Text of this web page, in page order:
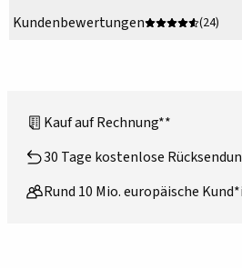
Kundenbewertungen
(24)
Kauf auf Rechnung**
30 Tage kostenlose
Rund 10 Mio. europäische